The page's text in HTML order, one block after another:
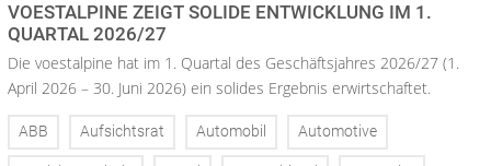
VOESTALPINE ZEIGT SOLIDE ENTWICKLUNG IM 1.
QUARTAL 2026/27
Die voestalpine hat im 1. Quartal des Geschäftsjahres 2026/27 (1.
April 2026 – 30. Juni 2026) ein solides Ergebnis erwirtschaftet.
ABB Aufsichtsrat Automobil Automotive